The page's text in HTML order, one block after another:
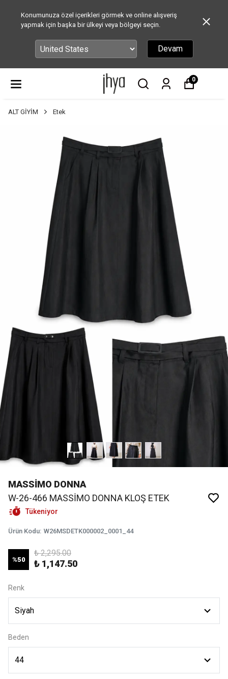
Konumunuza özel içerikleri görmek ve online alışveriş
yapmak için başka bir ülkeyi veya bölgeyi seçin.
Devam
0
ALT GİYİM Etek
MASSİMO DONNA
W-26-466 MASSİMO DONNA KLOŞ ETEK
Tükeniyor
Ürün Kodu: W26MSDETK000002_0001_44
%50
₺ 2,295.00
₺ 1,147.50
Renk
Beden